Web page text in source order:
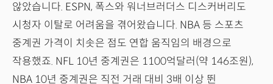
않았습니다. ESPN, 폭스와 워너브러더스 디스커버리도
시청자 이탈로 어려움을 겪어왔습니다. NBA 등 스포츠
중계권 가격이 치솟은 점도 연합 움직임의 배경으로
작용했죠. NFL 10년 중계권은 1100억달러(약 146조원),
NBA 10년 중계권은 직전 거래 대비 3배 이상 뛴